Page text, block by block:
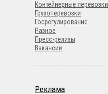
Контейнерные перевозки
Грузоперевозки
Госрегулирование
Разное
Пресс-релизы
Вакансии
Реклама